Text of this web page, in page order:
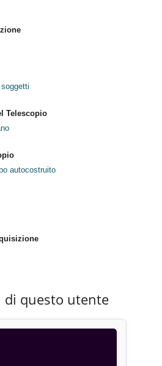
Telescopio
autocostruito
di questo utente